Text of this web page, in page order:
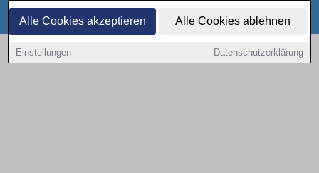
Alle Cookies akzeptieren Alle Cookies ablehnen
Einstellungen Datenschutzerklärung
Datenschutz Cookies
Copyright © 2000 - 2026 | 1A Infosysteme GmbH | Content by: 1a-sites-autos